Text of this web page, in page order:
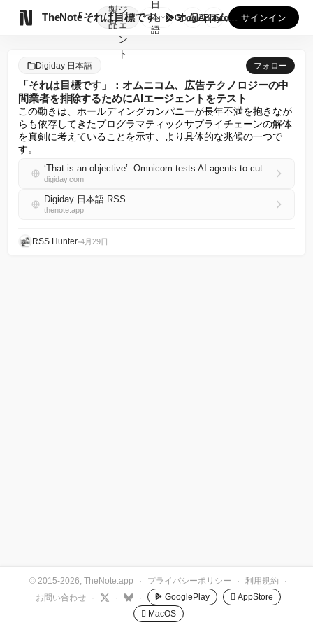
TheNote
製
品
ジ
ェ
ン
ト
「それは目標です」：オムニコム、広告テクノロジーの中間業者を...
日
本
語
GooglePlay
AppStore サインイン
Digiday 日本語 フォロー
「それは目標です」：オムニコム、広告テクノロジーの中
間業者を排除するためにAIエージェントをテスト
この動きは、ホールディングカンパニーが長年不満を抱きなが
らも依存してきたプログラマティックサプライチェーンの解体
を真剣に考えていることを示す、より具体的な兆候の一つで
す。
‘That is an objective’: Omnicom tests AI agents to cut out the ad tech middlemen
digiday.com
Digiday 日本語 RSS
thenote.app
RSS Hunter•4月29日
© 2015-2026, TheNote.app · プライバシーポリシー · 利用規約
·
お問い合わせ
· · · GooglePlay
 AppStore
 MacOS